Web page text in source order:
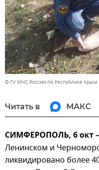
© ГУ МЧС России по Республике Крым
Читать в МАКС
СИМФЕРОПОЛЬ, 6 окт
Ленинском и
ликвидировано более